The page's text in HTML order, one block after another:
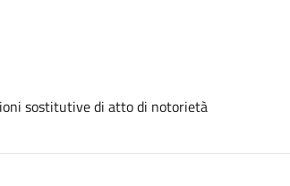
sostitutive di atto di notorietà